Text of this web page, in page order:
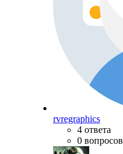
rvregraphics
4 ответа
0 вопросов